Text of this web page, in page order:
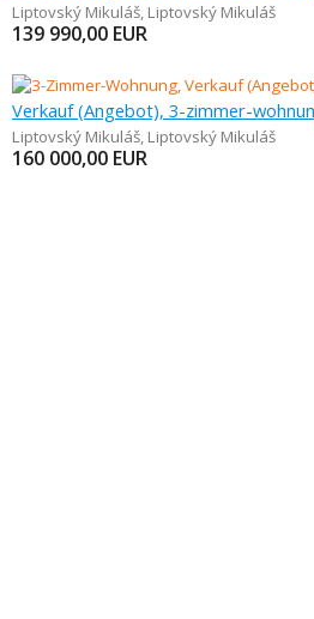
Liptovský Mikuláš, Liptovský Mikuláš
139 990,00 EUR
Verkauf (Angebot), 3-zimmer-
Liptovský Mikuláš, Liptovský Mikuláš
160 000,00 EUR